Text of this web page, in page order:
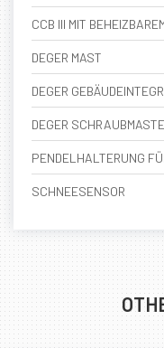
CCB III MIT
DEGER MAST
DEGER
DEGER
PENDELHALTERUNG
SCHNEESENSOR